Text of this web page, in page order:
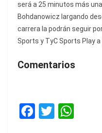
será a 25 minutos más
Bohdanowicz largando
carrera la podrán seguir
Sports y TyC Sports Play
Comentarios
F T